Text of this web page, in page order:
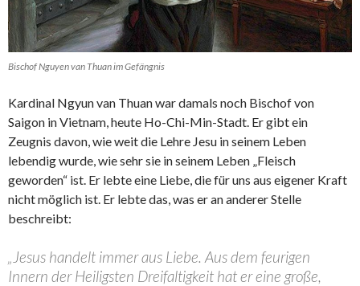
Bischof Nguyen van Thuan im Gefängnis
Kardinal Ngyun van Thuan war damals noch Bischof von
Saigon in Vietnam, heute Ho-Chi-Min-Stadt. Er gibt ein
Zeugnis davon, wie weit die Lehre Jesu in seinem Leben
lebendig wurde, wie sehr sie in seinem Leben „Fleisch
geworden“ ist. Er lebte eine Liebe, die für uns aus eigener Kraft
nicht möglich ist. Er lebte das, was er an anderer Stelle
beschreibt:
„Jesus handelt immer aus Liebe. Aus dem feurigen
Innern der Heiligsten Dreifaltigkeit hat er eine große,